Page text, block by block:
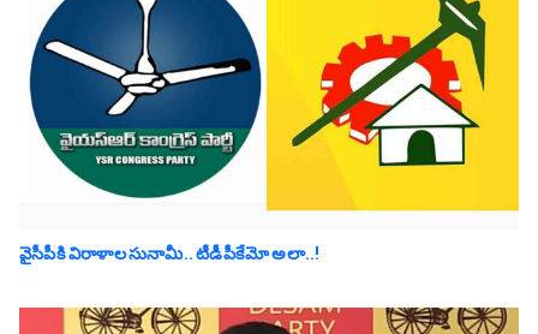
వైసీపీకి విరాళాల సునామీ.. టీడీపీకేమో అలా..!